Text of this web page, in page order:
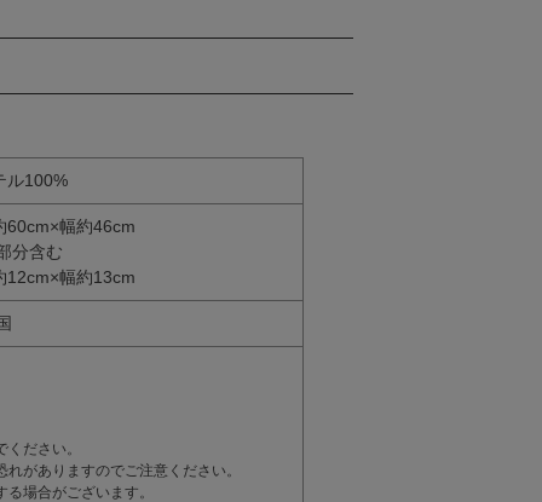
ル100%
60cm×幅約46cm
分含む
12cm×幅約13cm
ださい。
がありますのでご注意ください。
場合がございます。